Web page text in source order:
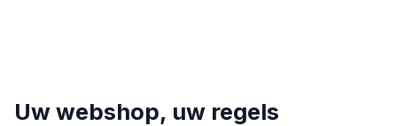
Uw webshop, uw regels